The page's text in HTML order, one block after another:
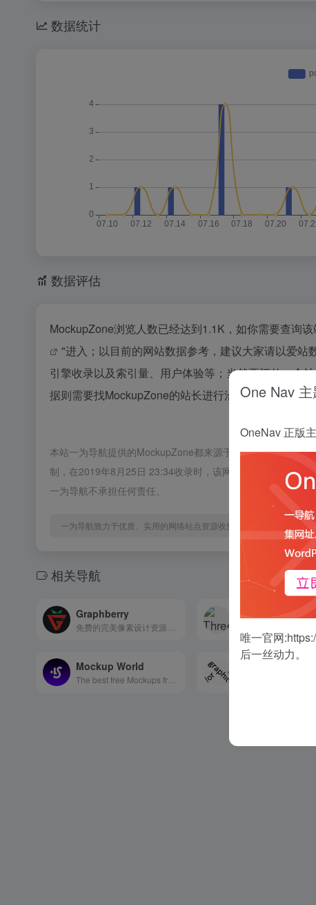
数据统计
数据评估
MockupZone浏览人数已经达到1.1K，如你需要查询
"进入；以目前的网站数据参考，建议大家请以爱
引擎收录以及索引量、用户体验等；当然要评估一个
据则需要找MockupZone的站长进行洽谈提供。如该站
本站一为导航提供的MockupZone都来源于网络，不保证外
制，在2019年8月25日 23:34收录时，该网页上的内容，都属
一为导航不承担任何责任。
一为导航致力于优质、实用的网络站点资源收集与分享！
相关导航
Graphberry Threed
Mockup World
One Nav
OneNav 正版
唯一官网:
后一丝动力。